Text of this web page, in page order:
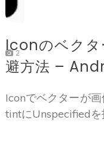
2
Iconのベクタ
避方法 –
Iconでベクターが
tintにUnspecifiedを